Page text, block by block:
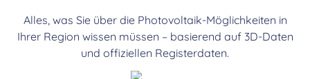
Alles, was Sie über die Photovoltaik-Möglichkeiten in
Ihrer Region wissen müssen – basierend auf 3D-Daten
und offiziellen Registerdaten.